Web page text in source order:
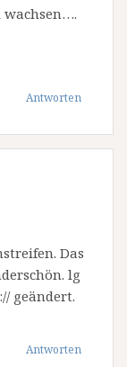
wachsen….
Antworten
Das
lg
geändert.
Antworten